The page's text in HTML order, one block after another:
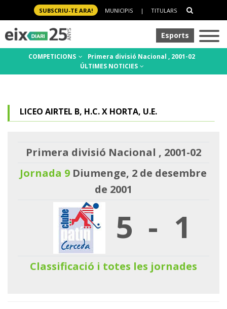
SUBSCRIU-TE ARA! MUNICIPIS | TITULARS
Esports
COMPETICIONS
Primera divisió Nacional , 2001-02
ÚLTIMES NOTICIES
LICEO AIRTEL B, H.C. X HORTA, U.E.
Primera divisió Nacional , 2001-02
Jornada 9 Diumenge, 2 de desembre
de 2001
5 - 1
Classificació i totes les jornades